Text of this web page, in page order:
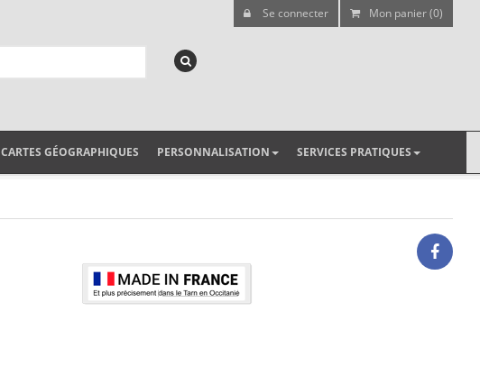
Se connecter Mon panier (0)
CARTES GÉOGRAPHIQUES PERSONNALISATION SERVICES PRATIQUES